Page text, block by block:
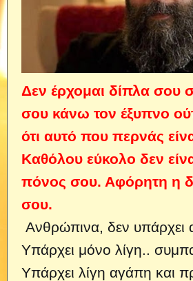
Δεν έρχομαι δίπλα σου
σου κάνω τον έξυπνο
ότι αυτό που περνάς
Καθόλου εύκολο δεν
πόνος σου. Αφόρητη η
σου.
Ανθρώπινα, δεν υπάρχει
Υπάρχει μόνο λίγη..
Υπάρχει λίγη αγάπη και